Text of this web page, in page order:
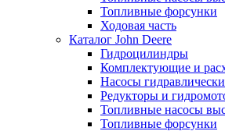
Топливные форсунки
Ходовая часть
Каталог John Deere
Гидроцилиндры
Комплектующие и
Насосы
Редукторы и
Топливные насосы
Топливные форсунки